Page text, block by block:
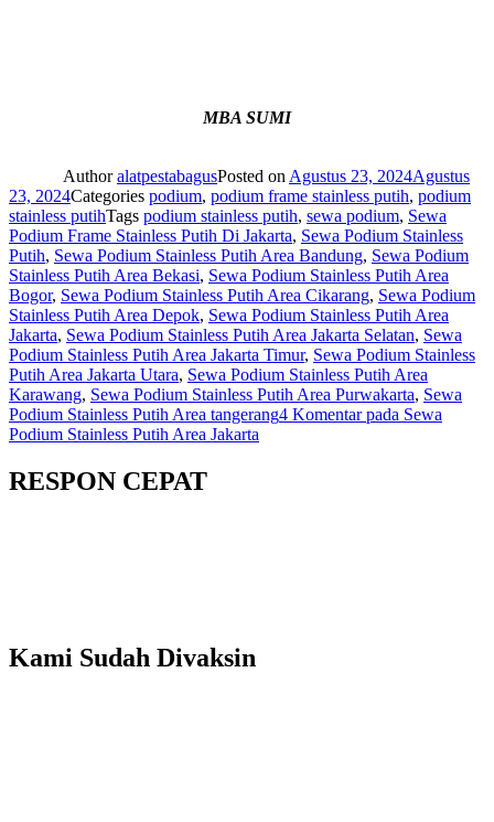
MBA SUMI
AuthoralatpestabagusPosted onAgustus 23, 2024Agustus
23, 2024Categories podium, podium frame stainless putih, podium
stainless putihTags podium stainless putih, sewa podium, Sewa
Podium Frame Stainless Putih Di Jakarta, Sewa Podium Stainless
Putih, Sewa Podium Stainless Putih Area Bandung, Sewa Podium
Stainless Putih Area Bekasi, Sewa Podium Stainless Putih Area
Bogor, Sewa Podium Stainless Putih Area Cikarang, Sewa Podium
Stainless Putih Area Depok, Sewa Podium Stainless Putih Area
Jakarta, Sewa Podium Stainless Putih Area Jakarta Selatan, Sewa
Podium Stainless Putih Area Jakarta Timur, Sewa Podium Stainless
Putih Area Jakarta Utara, Sewa Podium Stainless Putih Area
Karawang, Sewa Podium Stainless Putih Area Purwakarta, Sewa
Podium Stainless Putih Area tangerang4 Komentarpada Sewa
Podium Stainless Putih Area Jakarta
RESPON CEPAT
Kami Sudah Divaksin